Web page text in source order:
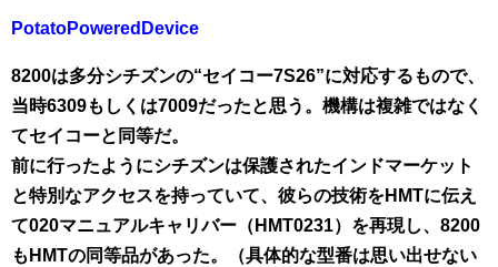
PotatoPoweredDevice
8200は多分シチズンの“セイコー7S26”に対応するもので、
当時6309もしくは7009だったと思う。機構は複雑ではなく
てセイコーと同等だ。
前に行ったようにシチズンは保護されたインドマーケット
と特別なアクセスを持っていて、彼らの技術をHMTに伝え
て020マニュアルキャリバー（HMT0231）を再現し、8200
もHMTの同等品があった。（具体的な型番は思い出せない